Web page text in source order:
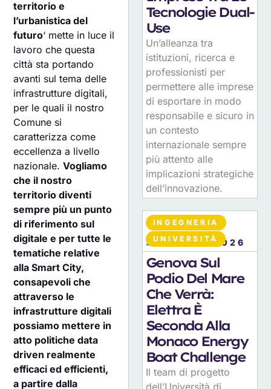
territorio e
l’urbanistica del
futuro‘ mette in luce il
lavoro che questa
città sta portando
avanti sul tema delle
infrastrutture digitali,
per le quali il nostro
Comune si
caratterizza come
eccellenza a livello
nazionale.Vogliamo
che il nostro
territorio diventi
sempre più un punto
di riferimento sul
digitale e per tutte le
tematiche relative
alla Smart City,
consapevoli che
attraverso le
infrastrutture digitali
possiamo mettere in
atto politiche data
driven realmente
efficaci ed efficienti,
a partire dalla
Tecnologie Dual-
Use
Un’alleanza tra
istituzioni, ricerca e
professionisti per
permettere alle imprese
di esportare in modo
responsabile e sicuro in
un contesto
internazionale sempre
più attento alle
implicazioni strategiche
dell’innovazione.
INGEGNERIA
UNIVERSITÀ
30LUGLIO 2026
Genova Sul
Podio Del Mare
Che Verrà:
Elettra È
Seconda Alla
Monaco Energy
Boat Challenge
Il team di progetto
dell’Università di